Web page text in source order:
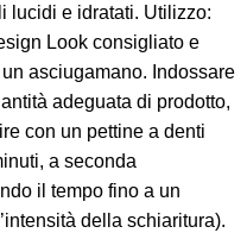
lucidi e idratati. Utilizzo:
Look consigliato e
asciugamano. Indossare
adeguata di prodotto,
con un pettine a denti
a seconda
il tempo fino a un
della schiaritura).